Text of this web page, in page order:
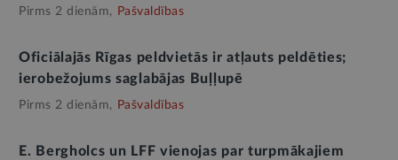
Pirms 2 dienām, Pašvaldības
Oficiālajās Rīgas peldvietās ir atļauts peldēties;
ierobežojums saglabājas Buļļupē
Pirms 2 dienām, Pašvaldības
E. Bergholcs un LFF vienojas par turpmākajiem